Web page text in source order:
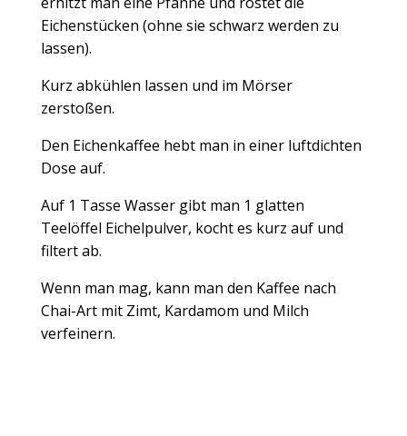
Eichenstücken (ohne sie schwarz werden zu
lassen).
Kurz abkühlen lassen und im Mörser
zerstoßen.
Den Eichenkaffee hebt man in einer luftdichten
Dose auf.
Auf 1 Tasse Wasser gibt man 1 glatten
Teelöffel Eichelpulver, kocht es kurz auf und
filtert ab.
Wenn man mag, kann man den Kaffee nach
Chai-Art mit Zimt, Kardamom und Milch
verfeinern.